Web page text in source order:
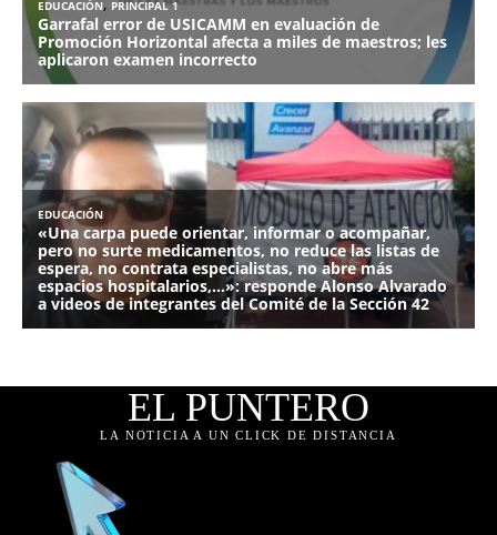
EL PUNTERO
LA NOTICIA A UN CLICK DE DISTANCIA